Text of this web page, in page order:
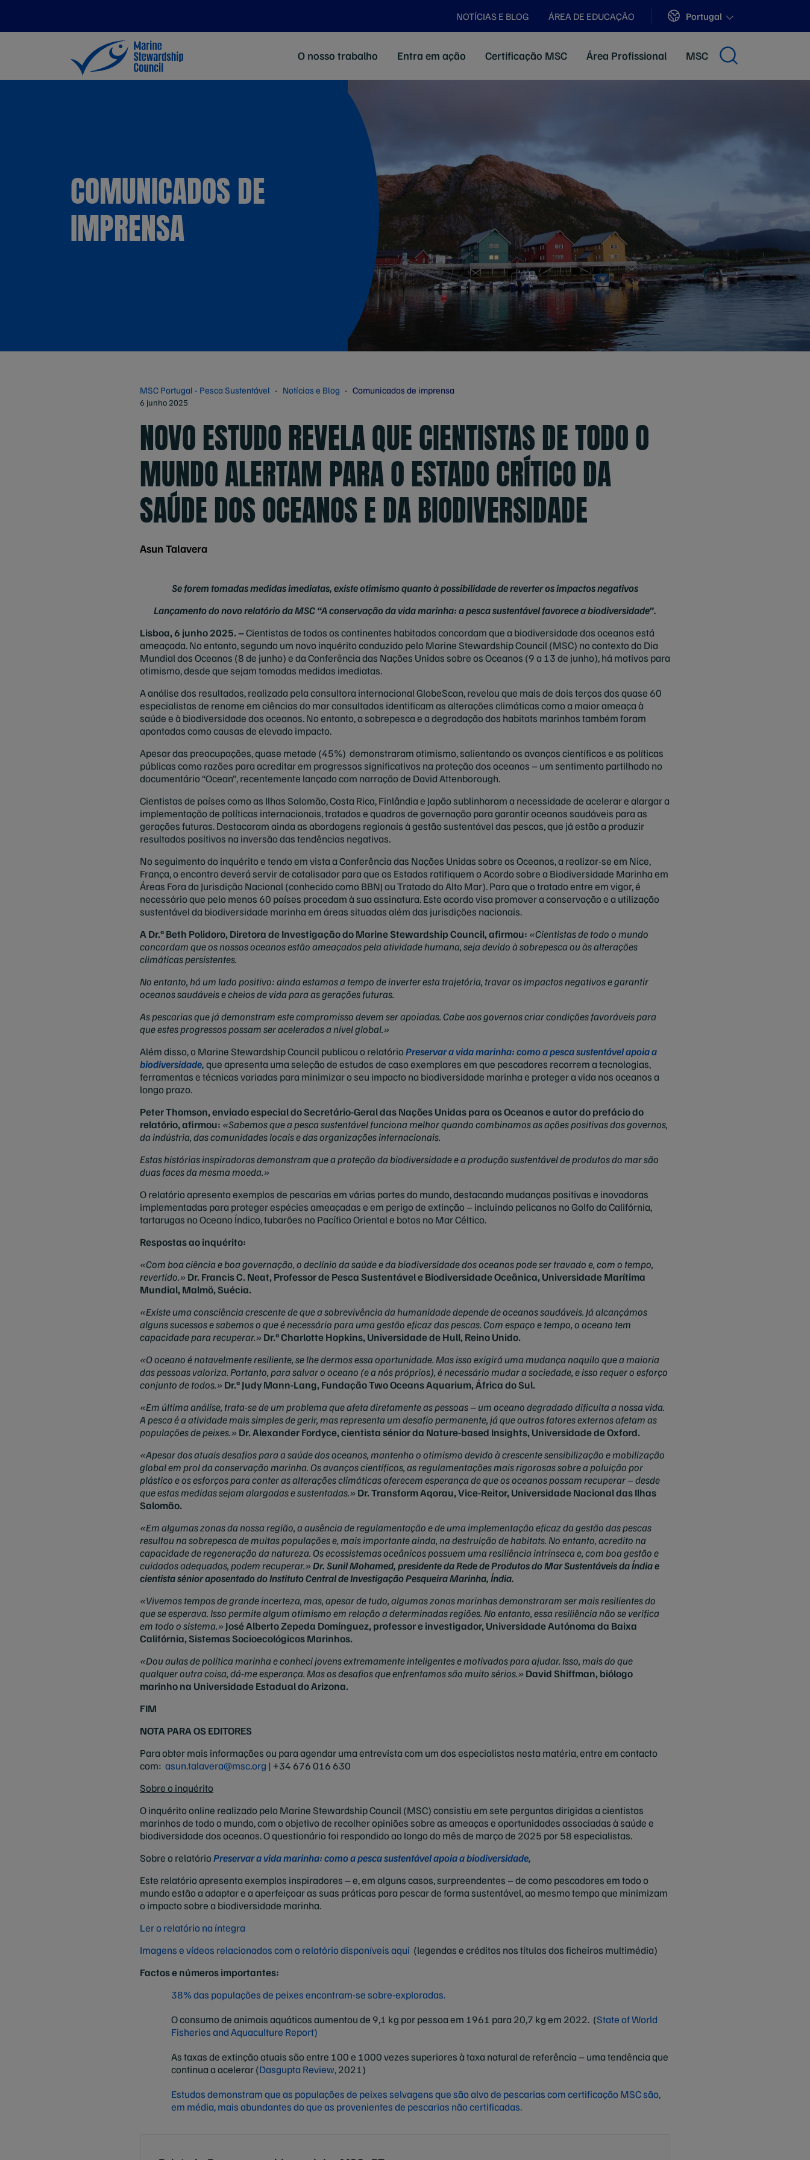
NOTÍCIAS E BLOG ÁREA DE EDUCAÇÃO Sites
Portugal
O nosso trabalho Entra em ação Certificação MSC Área Profissional MSC
COMUNICADOS DE
IMPRENSA
MSC Portugal - Pesca Sustentável Notícias e Blog Comunicados de imprensa
6 junho 2025
NOVO ESTUDO REVELA QUE CIENTISTAS DE TODO O
MUNDO ALERTAM PARA O ESTADO CRÍTICO DA
SAÚDE DOS OCEANOS E DA BIODIVERSIDADE
Asun Talavera
Se forem tomadas medidas imediatas, existe otimismo quanto à possibilidade de reverter os impactos negativos
Lançamento do novo relatório da MSC “A conservação da vida marinha: a pesca sustentável favorece a biodiversidade”.
Lisboa, 6 junho 2025. –Cientistas de todos os continentes habitados concordam que a biodiversidade dos oceanos está
ameaçada. No entanto, segundo um novo inquérito conduzido pelo Marine Stewardship Council (MSC) no contexto do Dia
Mundial dos Oceanos (8 de junho) e da Conferência das Nações Unidas sobre os Oceanos (9 a 13 de junho), há motivos para
otimismo, desde que sejam tomadas medidas imediatas.
A análise dos resultados, realizada pela consultora internacional GlobeScan, revelou que mais de dois terços dos quase 60
especialistas de renome em ciências do mar consultados identificam as alterações climáticas como a maior ameaça à
saúde e à biodiversidade dos oceanos. No entanto, a sobrepesca e a degradação dos habitats marinhos também foram
apontadas como causas de elevado impacto.
Apesar das preocupações, quase metade (45%) demonstraram otimismo, salientando os avanços científicos e as políticas
públicas como razões para acreditar em progressos significativos na proteção dos oceanos – um sentimento partilhado no
documentário “Ocean”, recentemente lançado com narração de David Attenborough.
Cientistas de países como as Ilhas Salomão, Costa Rica, Finlândia e Japão sublinharam a necessidade de acelerar e alargar a
implementação de políticas internacionais, tratados e quadros de governação para garantir oceanos saudáveis para as
gerações futuras. Destacaram ainda as abordagens regionais à gestão sustentável das pescas, que já estão a produzir
resultados positivos na inversão das tendências negativas.
No seguimento do inquérito e tendo em vista a Conferência das Nações Unidas sobre os Oceanos, a realizar-se em Nice,
França, o encontro deverá servir de catalisador para que os Estados ratifiquem o Acordo sobre a Biodiversidade Marinha em
Áreas Fora da Jurisdição Nacional (conhecido como BBNJ ou Tratado do Alto Mar). Para que o tratado entre em vigor, é
necessário que pelo menos 60 países procedam à sua assinatura. Este acordo visa promover a conservação e a utilização
sustentável da biodiversidade marinha em áreas situadas além das jurisdições nacionais.
A Dr.ª Beth Polidoro, Diretora de Investigação do Marine Stewardship Council, afirmou: «Cientistas de todo o mundo
concordam que os nossos oceanos estão ameaçados pela atividade humana, seja devido à sobrepesca ou às alterações
climáticas persistentes.
No entanto, há um lado positivo: ainda estamos a tempo de inverter esta trajetória, travar os impactos negativos e garantir
oceanos saudáveis e cheios de vida para as gerações futuras.
As pescarias que já demonstram este compromisso devem ser apoiadas. Cabe aos governos criar condições favoráveis para
que estes progressos possam ser acelerados a nível global.»
Além disso, o Marine Stewardship Council publicou o relatórioPreservar a vida marinha: como a pesca sustentável apoia a
biodiversidade,que apresenta uma seleção de estudos de caso exemplares em que pescadores recorrem a tecnologias,
ferramentas e técnicas variadas para minimizar o seu impacto na biodiversidade marinha e proteger a vida nos oceanos a
longo prazo.
Peter Thomson, enviado especial do Secretário-Geral das Nações Unidas para os Oceanos e autor do prefácio do
relatório, afirmou: «Sabemos que a pesca sustentável funciona melhor quando combinamos as ações positivas dos governos,
da indústria, das comunidades locais e das organizações internacionais.
Estas histórias inspiradoras demonstram que a proteção da biodiversidade e a produção sustentável de produtos do mar são
duas faces da mesma moeda.»
O relatório apresenta exemplos de pescarias em várias partes do mundo, destacando mudanças positivas e inovadoras
implementadas para proteger espécies ameaçadas e em perigo de extinção – incluindo pelicanos no Golfo da Califórnia,
tartarugas no Oceano Índico, tubarões no Pacífico Oriental e botos no Mar Céltico.
Respostas ao inquérito:
«Com boa ciência e boa governação, o declínio da saúde e da biodiversidade dos oceanos pode ser travado e, com o tempo,
revertido.»Dr. Francis C. Neat, Professor de Pesca Sustentável e Biodiversidade Oceânica, Universidade Marítima
Mundial, Malmö, Suécia.
«Existe uma consciência crescente de que a sobrevivência da humanidade depende de oceanos saudáveis. Já alcançámos
alguns sucessos e sabemos o que é necessário para uma gestão eficaz das pescas. Com espaço e tempo, o oceano tem
capacidade para recuperar.»Dr.ª Charlotte Hopkins, Universidade de Hull, Reino Unido.
«O oceano é notavelmente resiliente, se lhe dermos essa oportunidade. Mas isso exigirá uma mudança naquilo que a maioria
das pessoas valoriza. Portanto, para salvar o oceano (e a nós próprios), é necessário mudar a sociedade, e isso requer o esforço
conjunto de todos.»Dr.ª Judy Mann-Lang, Fundação Two Oceans Aquarium, África do Sul.
«Em última análise, trata-se de um problema que afeta diretamente as pessoas – um oceano degradado dificulta a nossa vida.
A pesca é a atividade mais simples de gerir, mas representa um desafio permanente, já que outros fatores externos afetam as
populações de peixes.»Dr. Alexander Fordyce, cientista sénior da Nature-based Insights, Universidade de Oxford.
«Apesar dos atuais desafios para a saúde dos oceanos, mantenho o otimismo devido à crescente sensibilização e mobilização
global em prol da conservação marinha. Os avanços científicos, as regulamentações mais rigorosas sobre a poluição por
plástico e os esforços para conter as alterações climáticas oferecem esperança de que os oceanos possam recuperar – desde
que estas medidas sejam alargadas e sustentadas.»Dr. Transform Aqorau, Vice-Reitor, Universidade Nacional das Ilhas
Salomão.
«Em algumas zonas da nossa região, a ausência de regulamentação e de uma implementação eficaz da gestão das pescas
resultou na sobrepesca de muitas populações e, mais importante ainda, na destruição de habitats. No entanto, acredito na
capacidade de regeneração da natureza. Os ecossistemas oceânicos possuem uma resiliência intrínseca e, com boa gestão e
cuidados adequados, podem recuperar.»Dr. Sunil Mohamed, presidente da Rede de Produtos do Mar Sustentáveis da Índia e
cientista sénior aposentado do Instituto Central de Investigação Pesqueira Marinha, Índia.
«Vivemos tempos de grande incerteza, mas, apesar de tudo, algumas zonas marinhas demonstraram ser mais resilientes do
que se esperava. Isso permite algum otimismo em relação a determinadas regiões. No entanto, essa resiliência não se verifica
em todo o sistema.»José Alberto Zepeda Domínguez, professor e investigador, Universidade Autónoma da Baixa
Califórnia, Sistemas Socioecológicos Marinhos.
«Dou aulas de política marinha e conheci jovens extremamente inteligentes e motivados para ajudar. Isso, mais do que
qualquer outra coisa, dá-me esperança. Mas os desafios que enfrentamos são muito sérios.»David Shiffman, biólogo
marinho na Universidade Estadual do Arizona.
FIM
NOTA PARA OS EDITORES
Para obter mais informações ou para agendar uma entrevista com um dos especialistas nesta matéria, entre em contacto
com: asun.talavera@msc.org | +34 676 016 630
Sobre o inquérito
O inquérito online realizado pelo Marine Stewardship Council (MSC) consistiu em sete perguntas dirigidas a cientistas
marinhos de todo o mundo, com o objetivo de recolher opiniões sobre as ameaças e oportunidades associadas à saúde e
biodiversidade dos oceanos. O questionário foi respondido ao longo do mês de março de 2025 por 58 especialistas.
Sobre o relatórioPreservar a vida marinha: como a pesca sustentável apoia a biodiversidade,
Este relatório apresenta exemplos inspiradores – e, em alguns casos, surpreendentes – de como pescadores em todo o
mundo estão a adaptar e a aperfeiçoar as suas práticas para pescar de forma sustentável, ao mesmo tempo que minimizam
o impacto sobre a biodiversidade marinha.
Ler o relatório na íntegra
Imagens e vídeos relacionados com o relatório disponíveis aqui (legendas e créditos nos títulos dos ficheiros multimédia)
Factos e números importantes:
38% das populações de peixes encontram-se sobre-exploradas.
O consumo de animais aquáticos aumentou de 9,1 kg por pessoa em 1961 para 20,7 kg em 2022. (State of World
Fisheries and Aquaculture Report)
As taxas de extinção atuais são entre 100 e 1000 vezes superiores à taxa natural de referência – uma tendência que
continua a acelerar (Dasgupta Review,2021)
Estudos demonstram que as populações de peixes selvagens que são alvo de pescarias com certificação MSC são,
em média, mais abundantes do que as provenientes de pescarias não certificadas.